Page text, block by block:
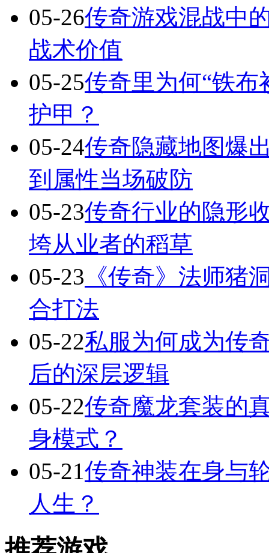
05-26传奇游戏混战中
战术价值
05-25传奇里为何“铁布
护甲？
05-24传奇隐藏地图爆
到属性当场破防
05-23传奇行业的隐形
垮从业者的稻草
05-23 《传奇》法师猪
合打法
05-22私服为何成为传
后的深层逻辑
05-22传奇魔龙套装的
身模式？
05-21传奇神装在身与
人生？